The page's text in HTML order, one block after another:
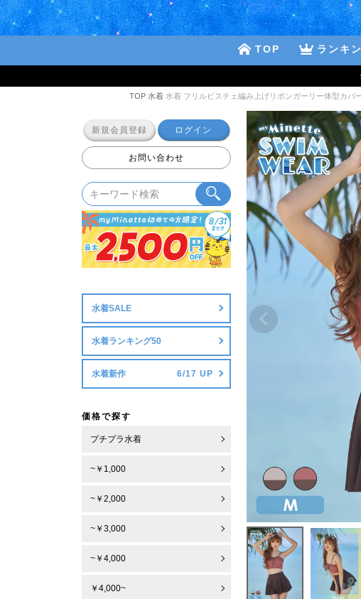
TOP ランキ
TOP 水着 水着 フリルビスチェ編み上げリボンガーリー体型カバ
新規会員登録 ログイン
お問い合わせ
水着SALE
水着ランキング50
水着新作
価格で探す
プチプラ水着
~￥1,000
~￥2,000
~￥3,000
~￥4,000
￥4,000~